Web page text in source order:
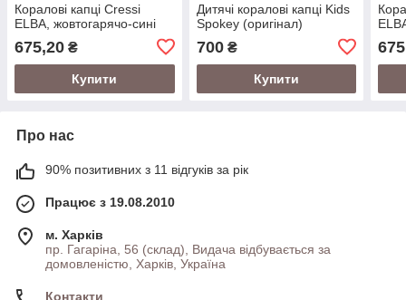
Коралові капці Cressi
ELBA, жовтогарячо-сині
675,20 ₴
Купити
Дитячі коралові капці Kids
Spokey (оригінал)
700₴
Купити
Про нас
90% позитивних з 11 відгуків за рік
Працює з 19.08.2010
м. Харків
пр. Гагаріна, 56 (склад), Видача відбувається за
домовленістю, Харків, Україна
Контакти